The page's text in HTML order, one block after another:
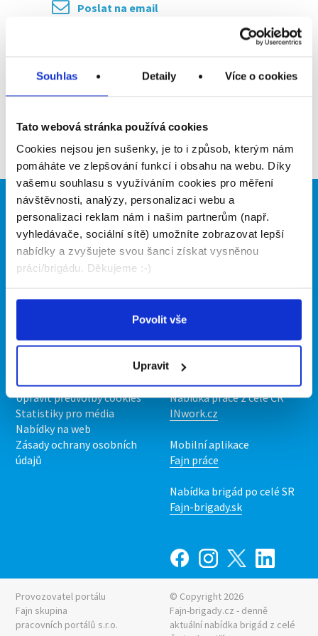
Souhlas Detaily Více o cookies
Tato webová stránka používá cookies
Cookies nejsou jen sušenky, je to i způsob, kterým nám
pomáháte ve zlepšování funkcí i obsahu na webu. Díky
vašemu souhlasu s využíváním cookies pro měření
návštěvnosti, analýzy, personalizaci webu a
personalizaci reklam nám i našim partnerům (např.
vyhledávače, sociální sítě) umožníte zobrazovat lepší
nabídky a zvyšujete svou šanci získat vysněnou
práci/brigádu. Děkujeme :-)
Povolit vše
Upravit
Poslat na email
Přidat do oblíbených
Zpět
Brigádníci
Články
Hledané brigády
Firmy
Vložit inzerát
Ceník
Kontakt
Podmínky
Upravit předvolby cookies
Statistiky pro média
Nabídky na web
Zásady ochrany osobních
údajů
Naše další projekty
Mobilní aplikace
Fajn brigády
Nabídka práce z celé ČR
INwork.cz
Mobilní aplikace
Fajn práce
Nabídka brigád po celé SR
Fajn-brigady.sk
Provozovatel portálu
Fajn skupina
pracovních portálů s.r.o.
© Copyright 2026
Fajn-brigady.cz - denně
aktuální nabídka brigád z celé